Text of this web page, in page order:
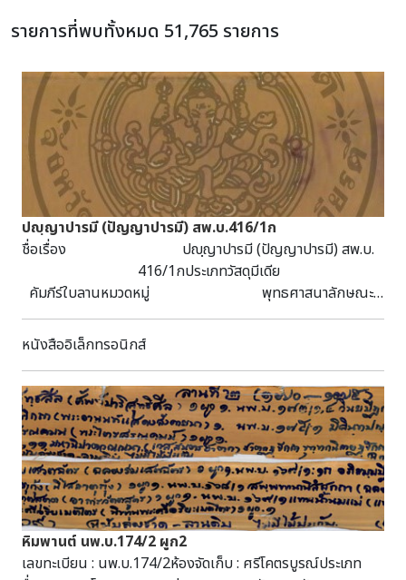
รายการที่พบทั้งหมด 51,765 รายการ
ปญฺญาปารมี (ปัญญาปารมี) สพ.บ.416/1ก
ชื่อเรื่อง ปญฺญาปารมี (ปัญญาปารมี) สพ.บ.
416/1กประเภทวัสดุมีเดีย
คัมภีร์ใบลานหมวดหมู่ พุทธศาสนาลักษณะ
วัสดุ 20 หน้า กว้าง 4.5 ซม. ยาว 57 ซม.หัวเรื่อง
พุทธศาสนา
บาลี-ไทยอีสาน เส้นจาร ฉบับชาดทึบ-ลานดิบ-ล่องชาด ได้รับ
บริจาคมาจากวัดลานคา ต.โคกคราม อ.บางปลาม้า จ.สุพรรณบุรี
หนังสืออิเล็กทรอนิกส์
หิมพานต์ นพ.บ.174/2 ผูก2
เลขทะเบียน : นพ.บ.174/2ห้องจัดเก็บ : ศรีโคตรบูรณ์ประเภท